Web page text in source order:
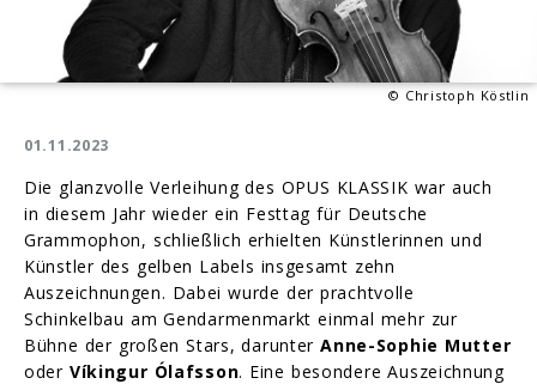
© Christoph Köstlin
01.11.2023
Die glanzvolle Verleihung des OPUS KLASSIK war auch
in diesem Jahr wieder ein Festtag für Deutsche
Grammophon, schließlich erhielten Künstlerinnen und
Künstler des gelben Labels insgesamt zehn
Auszeichnungen. Dabei wurde der prachtvolle
Schinkelbau am Gendarmenmarkt einmal mehr zur
Bühne der großen Stars, darunterAnne-Sophie Mutter
oder Víkingur Ólafsson. Eine besondere Auszeichnung